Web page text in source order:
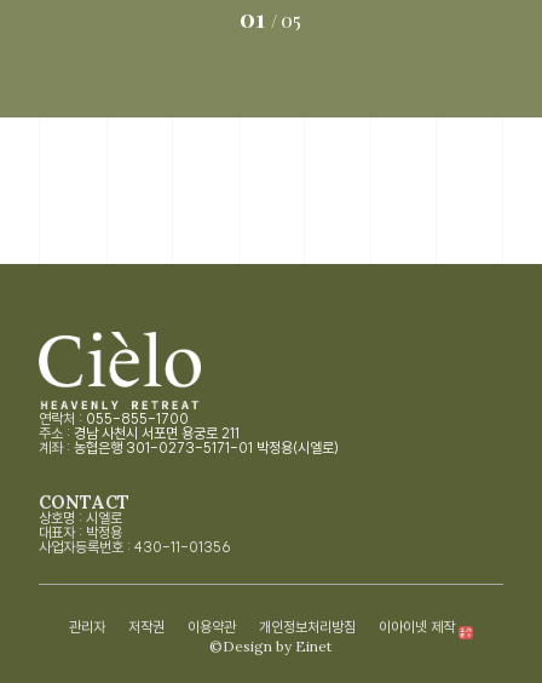
01 / 05
연락처 : 055-855-1700
주소 : 경남 사천시 서포면 용궁로 211
계좌 : 농협은행 301-0273-5171-01 박정용(시엘로)
CONTACT
상호명 : 시엘로
대표자 : 박정용
사업자등록번호 : 430-11-01356
관리자 저작권 이용약관 개인정보처리방침 이아이넷 제작
©Design by Einet